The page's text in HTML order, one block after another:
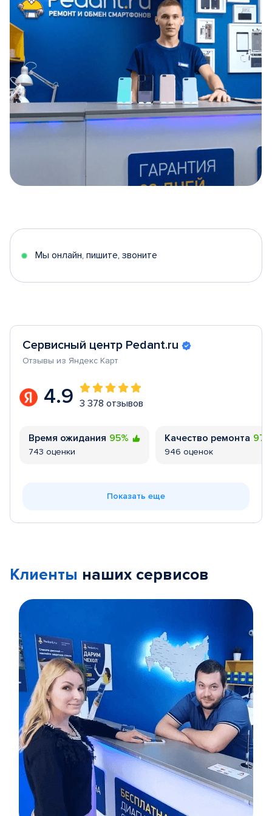
5
Мы онлайн, пишите, звоните
Сервисный центр Pedant.ru
Отзывы из Яндекс Карт
4.9 3 378 отзывов
Время ожидания 95%
743 оценки
Качество ремонта
946 оценок
Показать еще
Клиенты наших сервисов